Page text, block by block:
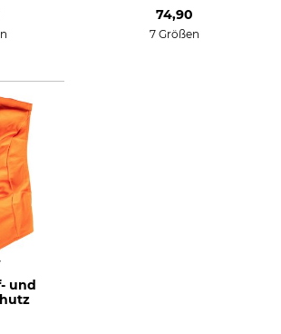
74,90
7 Größen
und